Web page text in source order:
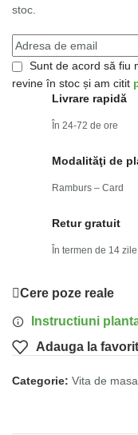
stoc.
Sunt de acord să fiu
revine în stoc și am citit
Livrare rapidă
În 24-72 de ore
Modalităţi de
Ramburs – Card
Retur gratuit
În termen de 14 zile
Cere poze reale
Instructiuni
Adauga la
Categorie: Vita de